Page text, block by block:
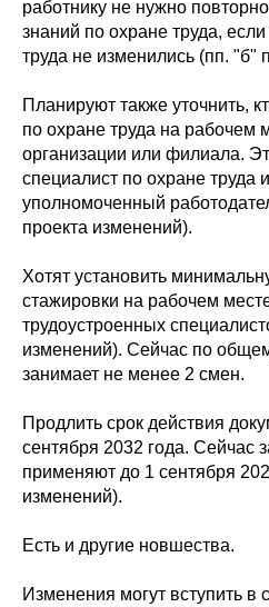
работнику не нужно
знаний по охране труда,
труда не изменились (пп. "б"
Планируют также уточнить,
по охране труда на рабочем
организации или филиала.
специалист по охране труда
уполномоченный
проекта изменений).
Хотят установить
стажировки на рабочем
трудоустроенных
изменений). Сейчас по
занимает не менее 2 смен.
Продлить срок действия
сентября 2032 года. Сейчас
применяют до 1 сентября
изменений).
Есть и другие новшества.
Изменения могут вступить в